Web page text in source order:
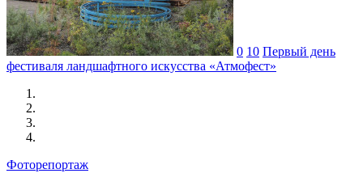
0 10 Первый день
фестиваля ландшафтного искусства «Атмофест»
Фоторепортаж